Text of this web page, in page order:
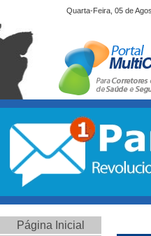
Quarta-Feira, 05 de
Página Inicial